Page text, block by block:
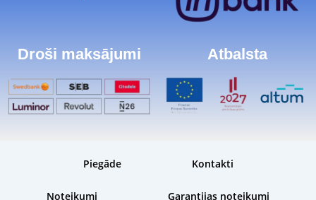
Droši maksājumi Atbalsta
Piegāde Kontakti
Noteikumi Garantijas noteikumi